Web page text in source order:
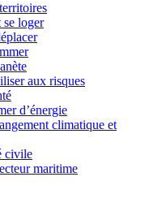
se loger
aux risques
d’énergie
climatique et
civile
maritime